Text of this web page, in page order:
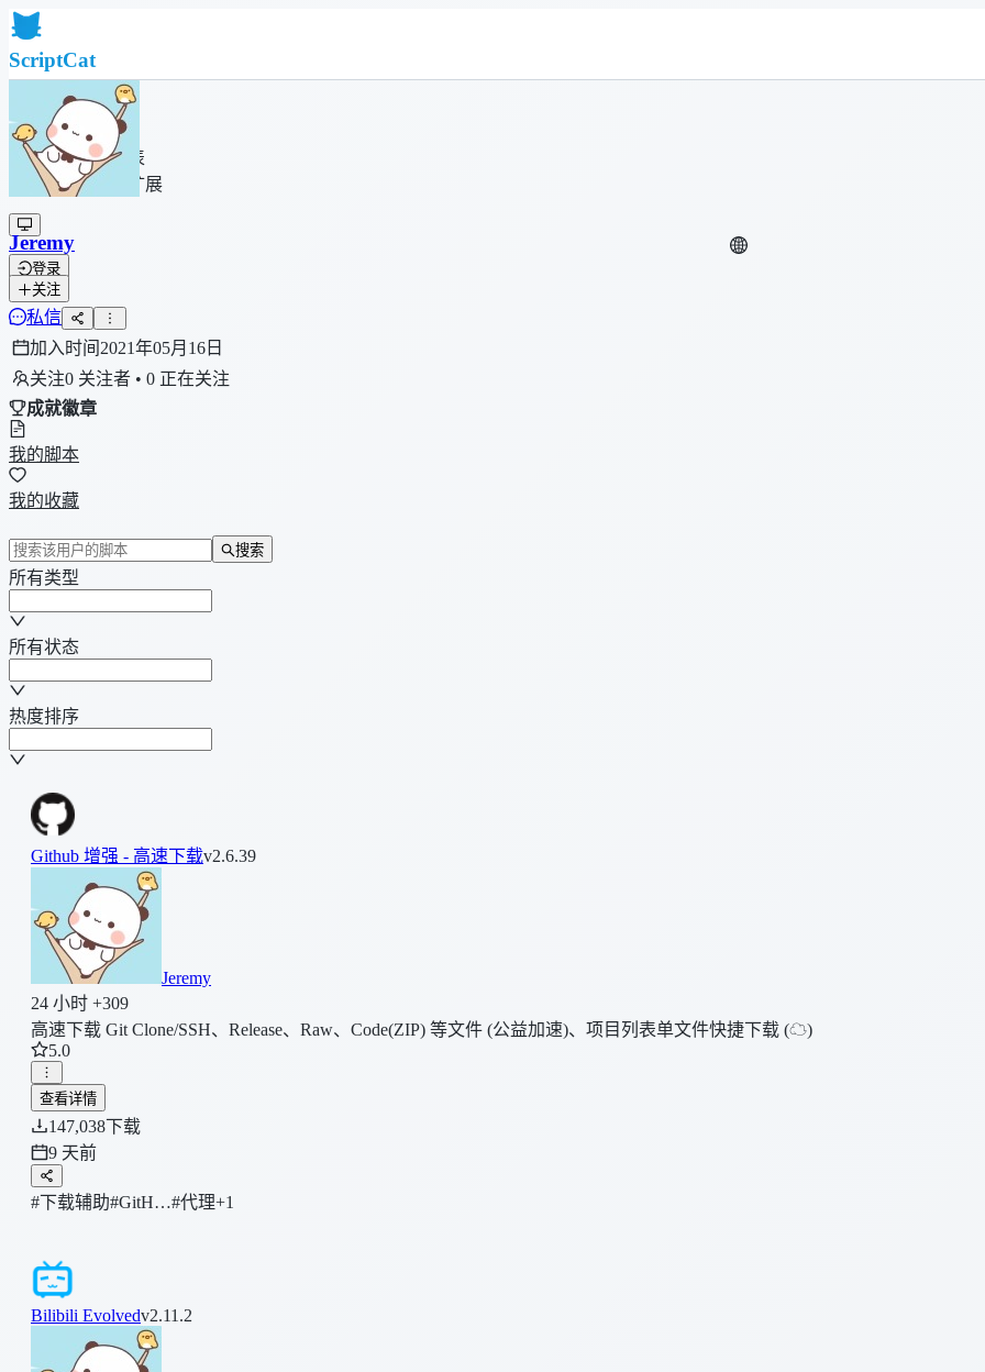
ScriptCat
首页
社区
脚本列表
浏览器扩展
登录
Jeremy
关注
私信
加入时间2021年05月16日
关注0 关注者 • 0 正在关注
成就徽章
我的脚本
我的收藏
搜索
所有类型
所有状态
热度排序
Github 增强 - 高速下载v2.6.39
Jeremy
24 小时 +309
高速下载 Git Clone/SSH、Release、Raw、Code(ZIP) 等文件 (公益加速)、项目列表单文件快捷下载 (☁)
5.0
查看详情
147,038下载
9 天前
#下载辅助#GitH…#代理+1
Bilibili Evolvedv2.11.2